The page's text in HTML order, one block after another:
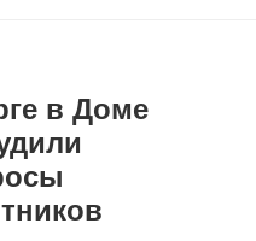
в Доме